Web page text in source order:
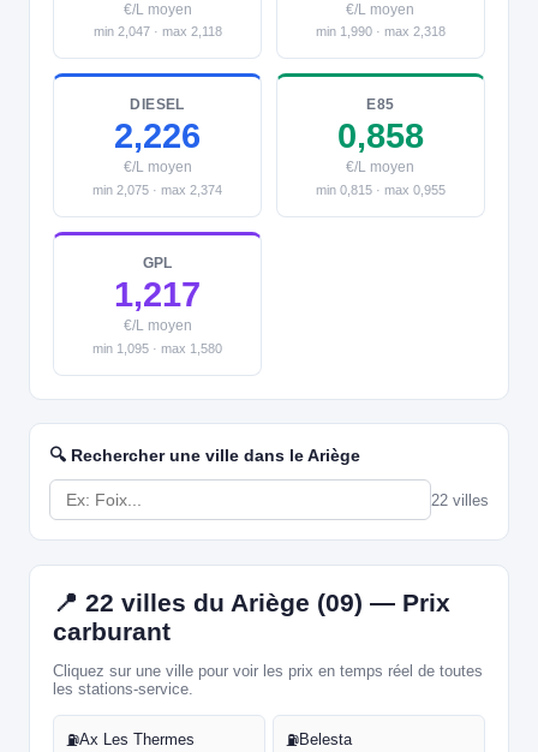
€/L moyen
min 2,047 · max 2,118
€/L moyen
min 1,990 · max 2,318
DIESEL
2,226
€/L moyen
min 2,075 · max 2,374
E85
0,858
€/L moyen
min 0,815 · max 0,955
GPL
1,217
€/L moyen
min 1,095 · max 1,580
🔍 Rechercher une ville dans le Ariège
22 villes
📍 22 villes du Ariège (09) — Prix
carburant
Cliquez sur une ville pour voir les prix en temps réel de toutes
les stations-service.
⛽Ax Les Thermes ⛽Belesta